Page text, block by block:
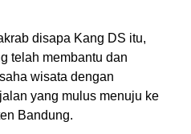
disapa Kang DS itu,
telah membantu dan
wisata dengan
yang mulus menuju ke
Bandung.